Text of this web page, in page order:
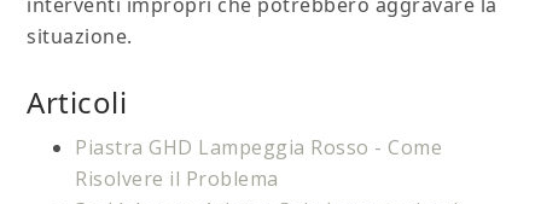
situazione.
Articoli
Piastra GHD Lampeggia Rosso - Come
Risolvere il Problema